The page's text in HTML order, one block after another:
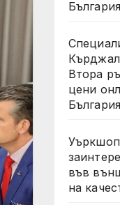
България
Втора
цени
Уъркшоп
във
на